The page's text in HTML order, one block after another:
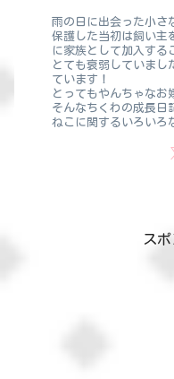
雨の日に出会った小さ
保護した当初は飼い主
に家族として加入する
とても衰弱していまし
ています！
とってもやんちゃなお
そんなちくわの成長日
ねこに関するいろいろ
ス